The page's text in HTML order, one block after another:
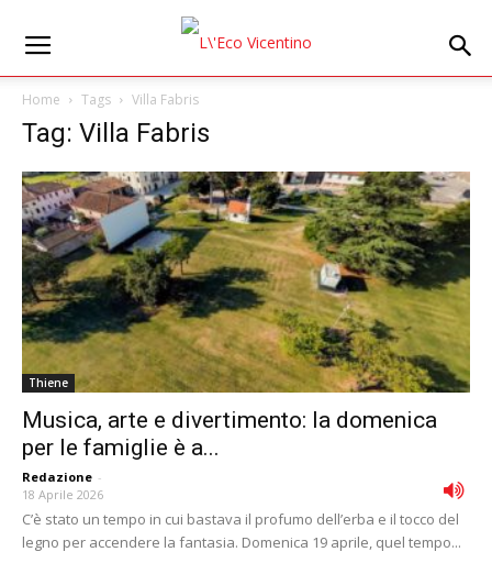
Home Tags Villa Fabris
Tag: Villa Fabris
Thiene
Musica, arte e divertimento: la domenica
per le famiglie è a...
Redazione -
18 Aprile 2026
C’è stato un tempo in cui bastava il profumo dell’erba e il tocco del
legno per accendere la fantasia. Domenica 19 aprile, quel tempo...